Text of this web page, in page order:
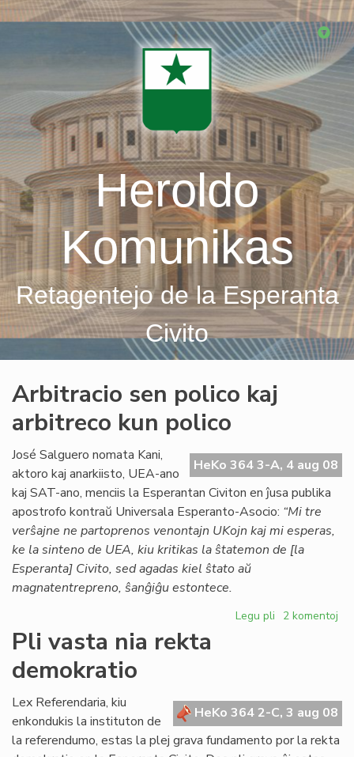
Skip
Heroldo
Komunikas
Retagentejo de la Esperanta
Civito
Arbitracio sen polico kaj
arbitreco kun polico
HeKo 364 3-A, 4 aug 08
José Salguero nomata Kani,
aktoro kaj anarkiisto, UEA-ano
kaj SAT-ano, menciis la Esperantan Civiton en ĵusa publika
apostrofo kontraŭ Universala Esperanto-Asocio: “Mi tre
verŝajne ne partoprenos venontajn UKojn kaj mi esperas,
ke la sinteno de UEA, kiu kritikas la ŝtatemon de [la
Esperanta] Civito, sed agadas kiel ŝtato aŭ
magnatentrepreno, ŝanĝiĝu estontece.
Legu pli pri
arbitreco
kun
polico
2 komentoj
Pli vasta nia rekta
demokratio
HeKo 364 2-C, 3 aug 08
Lex Referendaria, kiu
enkondukis la instituton de
la referendumo, estas la plej grava fundamento por la rekta